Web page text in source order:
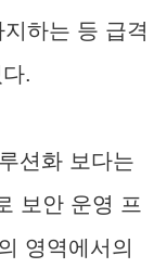
하는 등 급격
.
션화 보다는
보안 운영 프
영역에서의